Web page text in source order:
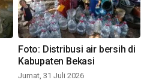
Foto: Distribusi air bersih di
Kabupaten Bekasi
Jumat, 31 Juli 2026